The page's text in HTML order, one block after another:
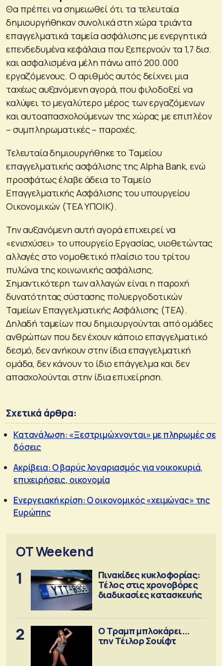
Θα πρέπει να σημειωθεί ότι τα τελευταία
δημιουργήθηκαν συνολικά στη χώρα τριάντα
επαγγελματικά ταμεία ασφάλισης με ενεργητικά
επενδεδυμένα κεφάλαια που ξεπερνούν τα 1,7 δισ.
και ασφαλισμένα μέλη πάνω από 200.000
εργαζόμενους. Ο αριθμός αυτός δείχνει μια
ταχέως αυξανόμενη αγορά, που φιλοδοξεί να
καλύψει το μεγαλύτερο μέρος των εργαζόμενων
και αυτοαπασχολούμενων της χώρας με επιπλέον
– συμπληρωματικές – παροχές.
Τελευταία δημιουργήθηκε το Ταμείου
επαγγελματικής ασφάλισης της Alpha Bank, ενώ
προσφάτως έλαβε άδεια το Ταμείο
Επαγγελματικής Ασφάλισης του υπουργείου
Οικονομικών (ΤΕΑ ΥΠΟΙΚ).
Την αυξανόμενη αυτή αγορά επιχειρεί να
«ενισχύσει» το υπουργείο Εργασίας, υιοθετώντας
αλλαγές στο νομοθετικό πλαίσιο του τρίτου
πυλώνα της κοινωνικής ασφάλισης.
Σημαντικότερη των αλλαγών είναι η παροχή
δυνατότητας σύστασης πολυεργοδοτικών
Ταμείων Επαγγελματικής Ασφάλισης (ΤΕΑ).
Δηλαδή ταμείων που δημιουργούνται από ομάδες
ανθρώπων που δεν έχουν κάποιο επαγγελματικό
δεσμό, δεν ανήκουν στην ίδια επαγγελματική
ομάδα, δεν κάνουν το ίδιο επάγγελμα και δεν
απασχολούνται στην ίδια επιχείρηση.
Σχετικά άρθρα:
Κατανάλωση: «Ξεστριμώχνονται» με πληρωμές σε
δόσεις
Ακρίβεια: O βαρύς λογαριασμός για νοικοκυριά,
επιχειρήσεις, οικονομία
Ενεργειακή κρίση: Ο οικονομικός «χειμώνας» της
Ευρώπης
OT Weekend
1
Πινακίδες κυκλοφορίας:
Τέλος στις χρονοβόρες
διαδικασίες κατασκευής
2
Ο Τραμπ μπλοκάρει...
την Τέιλορ Σουίφτ